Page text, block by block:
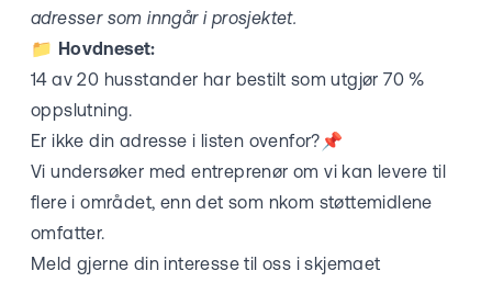
adresser som inngår i prosjektet.
📁 Hovdneset:
14 av 20 husstander har bestilt som utgjør 70 %
oppslutning.
Er ikke din adresse i listen ovenfor?📌
Vi undersøker med entreprenør om vi kan levere til
flere i området, enn det som nkom støttemidlene
omfatter.
Meld gjerne din interesse til oss i skjemaet